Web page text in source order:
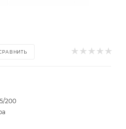
200